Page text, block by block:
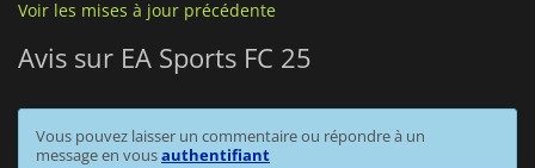
Voir les mises à jour précédente
Avis sur EA Sports FC 25
Vous pouvez laisser un commentaire ou répondre à un
message en vousauthentifiant